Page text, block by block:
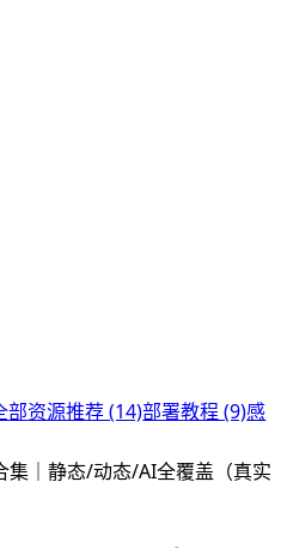
部资源推荐 (14)部署教程 (9)感
集｜静态/动态/AI全覆盖（真实